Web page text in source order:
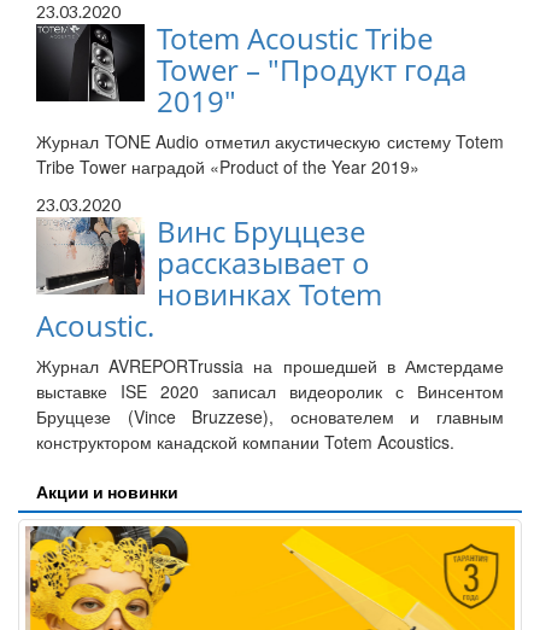
23.03.2020
Totem Acoustic Tribe
Tower – "Продукт года
2019"
Журнал TONE Audio отметил акустическую систему Totem
Tribe Tower наградой «Product of the Year 2019»
23.03.2020
Винс Бруццезе
рассказывает о
новинках Totem
Acoustic.
Журнал AVREPORTrussia на прошедшей в Амстердаме
выставке ISE 2020 записал видеоролик с Винсентом
Бруццезе (Vince Bruzzese), основателем и главным
конструктором канадской компании Totem Acoustics.
Акции и новинки